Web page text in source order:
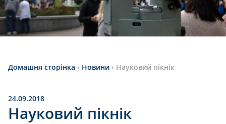
Домашня сторінка › Новини › Науковий пікнік
24.09.2018
Науковий пікнік